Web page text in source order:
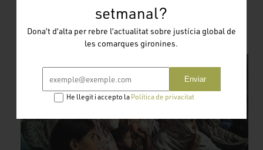
setmanal?
Dona’t d’alta per rebre l’actualitat sobre justícia global de
les comarques gironines.
Enviar
He llegit i accepto la Política de privacitat